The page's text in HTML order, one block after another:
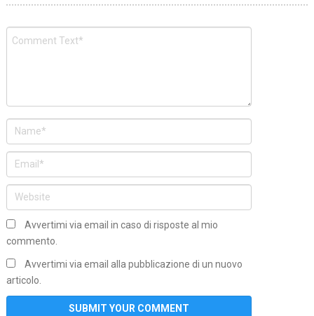
Avvertimi via email in caso di risposte al mio
commento.
Avvertimi via email alla pubblicazione di un nuovo
articolo.